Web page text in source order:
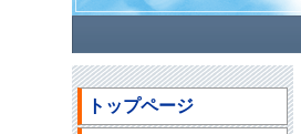
トップページ